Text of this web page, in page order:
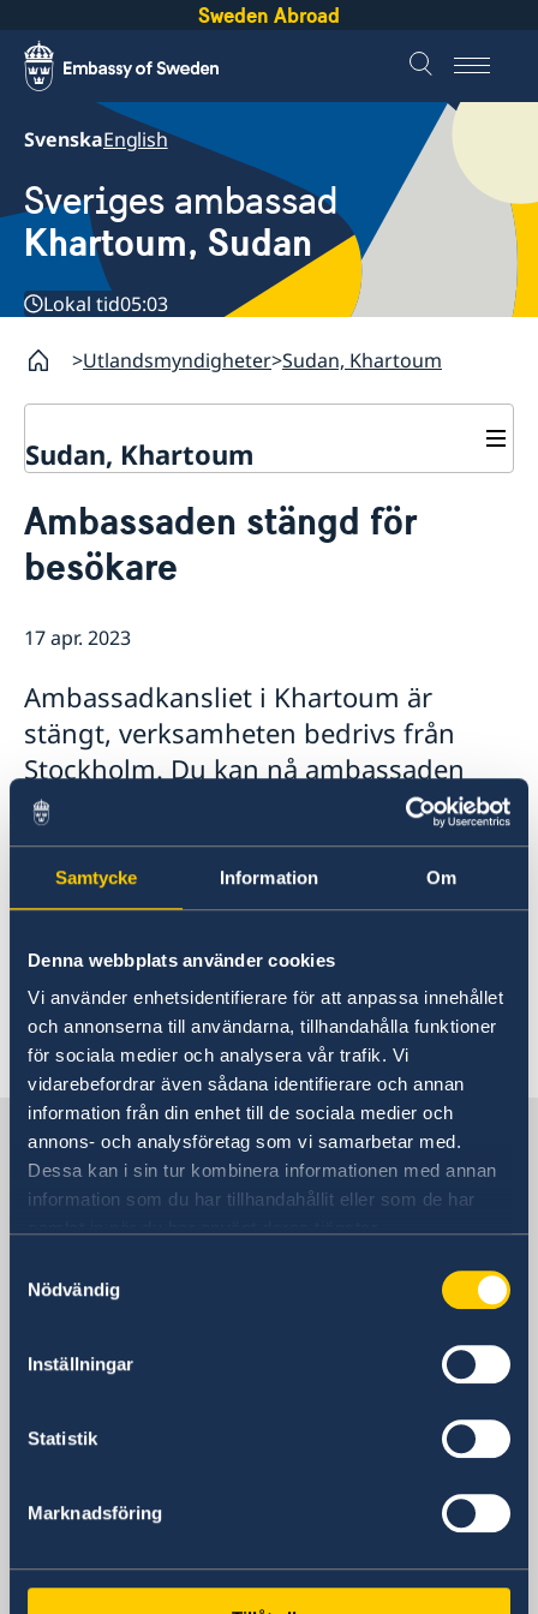
Samtycke Information Om
Denna webbplats använder cookies
Vi använder enhetsidentifierare för att anpassa innehållet
och annonserna till användarna, tillhandahålla funktioner
för sociala medier och analysera vår trafik. Vi
vidarebefordrar även sådana identifierare och annan
information från din enhet till de sociala medier och
annons- och analysföretag som vi samarbetar med.
Dessa kan i sin tur kombinera informationen med annan
information som du har tillhandahållit eller som de har
Nödvändig
Inställningar
Statistik
Marknadsföring
Sweden Abroad
SvenskaEnglish
Sveriges ambassad
Khartoum, Sudan
Lokal tid05:03
Utlandsmyndigheter Sudan, Khartoum
Sudan, Khartoum
Om oss
Ambassadens personal
GDPR
Besöka Sverige eller Norge
Information för avslagna viseringar
Information för beviljade viseringar
Ambassaden stängd för
besökare
17 apr. 2023
Ambassadkansliet i Khartoum är
stängt, verksamheten bedrivs från
Stockholm. Du kan nå ambassaden
per e-post på
ambasssaden.khartoum@gov.se eller
per telefon +46 (8) 405 10 00 under
kontorstid. Utanför kontorstid kan du i
akuta fall ringa till UD-jouren på +46
(8) 405 50 05.
Sverige i Sudan
Sveriges ambassad
House 70, Street 43,
Postadress
Khartoum
E-postadress
Sektionskansliet i Juba